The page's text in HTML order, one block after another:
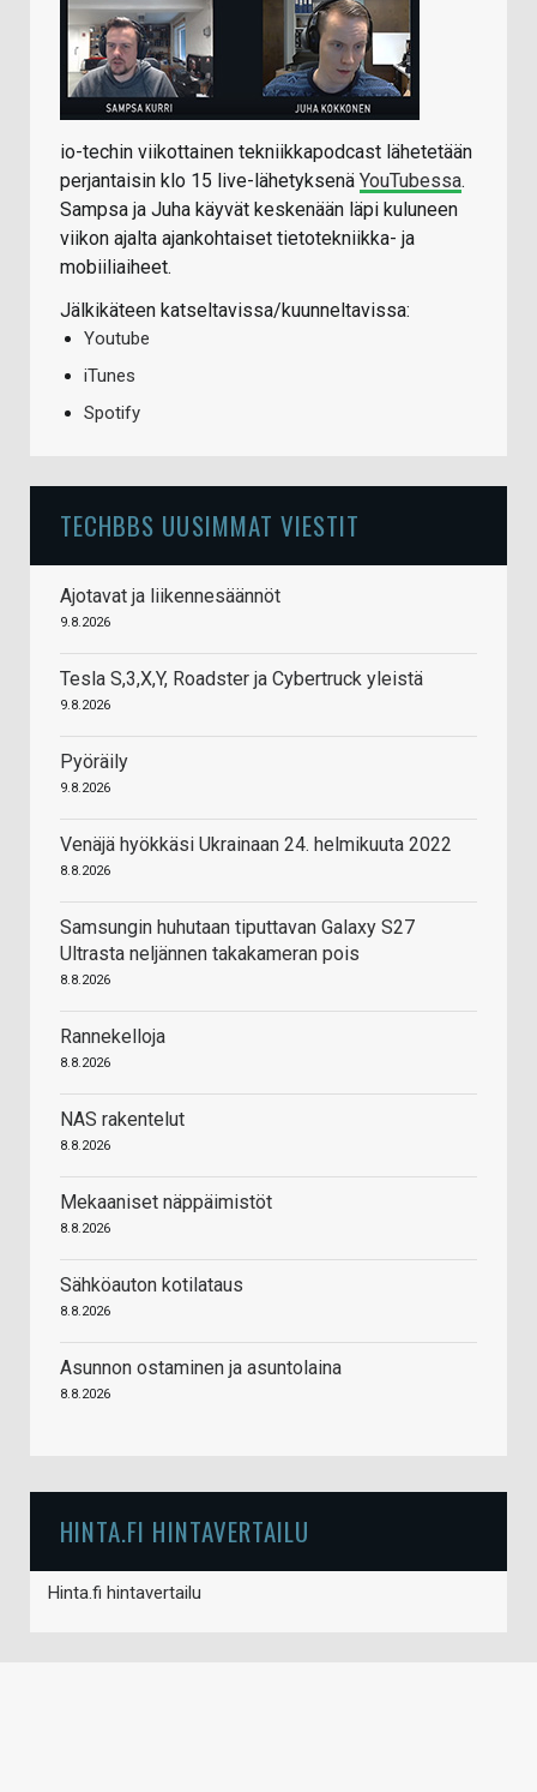
io-techin viikottainen tekniikkapodcast lähetetään
perjantaisin klo 15 live-lähetyksenä YouTubessa.
Sampsa ja Juha käyvät keskenään läpi kuluneen
viikon ajalta ajankohtaiset tietotekniikka- ja
mobiiliaiheet.
Jälkikäteen katseltavissa/kuunneltavissa:
Youtube
iTunes
Spotify
TECHBBS UUSIMMAT VIESTIT
Ajotavat ja liikennesäännöt
9.8.2026
Tesla S,3,X,Y, Roadster ja Cybertruck yleistä
9.8.2026
Pyöräily
9.8.2026
Venäjä hyökkäsi Ukrainaan 24. helmikuuta 2022
8.8.2026
Samsungin huhutaan tiputtavan Galaxy S27
Ultrasta neljännen takakameran pois
8.8.2026
Rannekelloja
8.8.2026
NAS rakentelut
8.8.2026
Mekaaniset näppäimistöt
8.8.2026
Sähköauton kotilataus
8.8.2026
Asunnon ostaminen ja asuntolaina
8.8.2026
HINTA.FI HINTAVERTAILU
Hinta.fi hintavertailu